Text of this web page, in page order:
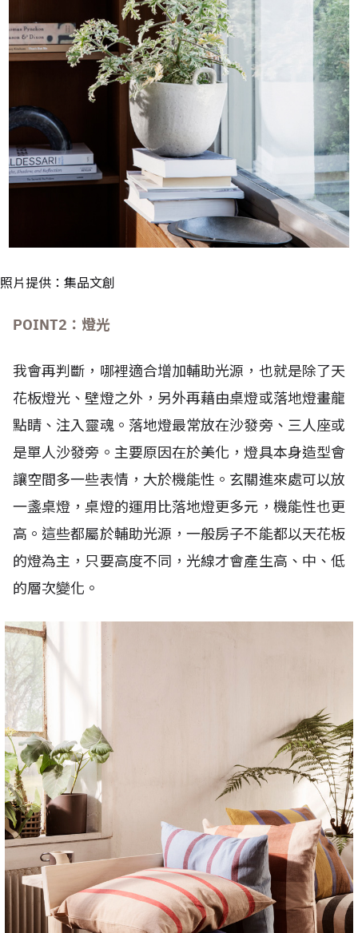
照片提供：集品文創
POINT2 ：燈光
我會再判斷，哪裡適合增加輔助光源，也就是除了天
花板燈光、壁燈之外，另外再藉由桌燈或落地燈畫龍
點睛、注入靈魂。落地燈最常放在沙發旁、三人座或
是單人沙發旁。主要原因在於美化，燈具本身造型會
讓空間多一些表情，大於機能性。玄關進來處可以放
一盞桌燈，桌燈的運用比落地燈更多元，機能性也更
高。這些都屬於輔助光源，一般房子不能都以天花板
的燈為主，只要高度不同，光線才會產生高、中、低
的層次變化。